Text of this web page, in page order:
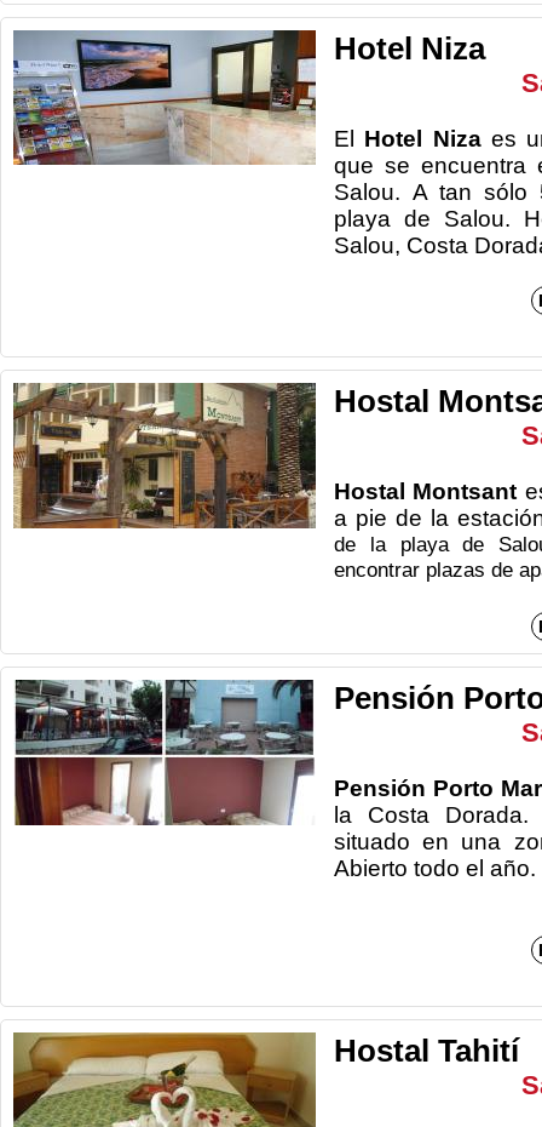
Hotel Niza
El Hotel Nizaes
que se encuentra
Salou. A tan
playa de Salou.
Salou,
Hostal
Hostal Montsant
a pie de la
de la playa de
encontrar plazas de
Pensión
Pensión Porto
la Costa
situado en una
Abierto
Hostal Tahití